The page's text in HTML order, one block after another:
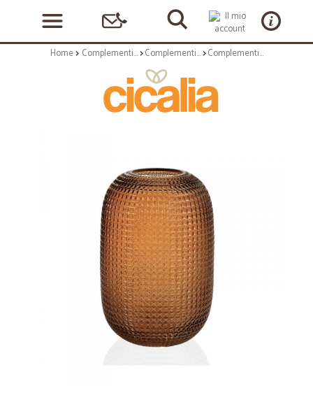
Home Complementi arredo Complementi ad appoggio Complementi ad appoggio: Vaso vetro piramide